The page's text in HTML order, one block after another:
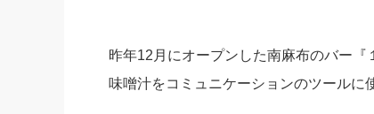
昨年12月にオープンした南麻布のバー『
味噌汁をコミュニケーションのツールに